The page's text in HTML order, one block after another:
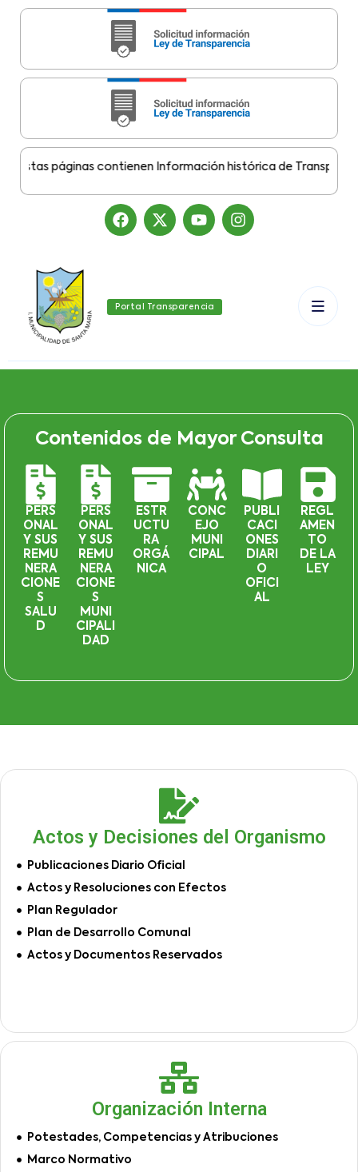
páginas contienen Información histórica de Transparencia
Portal Transparencia
Contenidos de Mayor Consulta
PERS
ONAL
Y SUS
REMU
NERA
CIONE
S
SALU
D
PERS
ONAL
Y SUS
REMU
NERA
CIONE
S
MUNI
CIPALI
DAD
ESTR
UCTU
RA
ORGÁ
NICA
CONC
EJO
MUNI
CIPAL
PUBLI
CACI
ONES
DIARI
O
OFICI
AL
REGL
AMEN
TO
DE LA
LEY
Actos y Decisiones del Organismo
Publicaciones Diario Oficial
Actos y Resoluciones con Efectos
Plan Regulador
Plan de Desarrollo Comunal
Actos y Documentos Reservados
Organización Interna
Potestades, Competencias y Atribuciones
Marco Normativo